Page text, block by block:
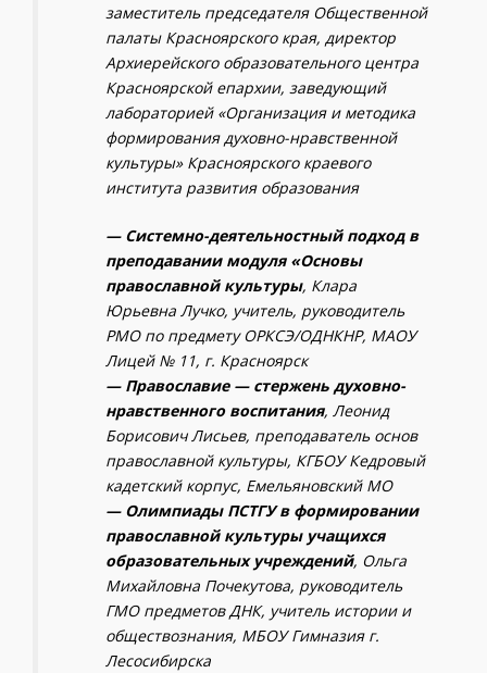
заместитель председателя Общественной
палаты Красноярского края, директор
Архиерейского образовательного центра
Красноярской епархии, заведующий
лабораторией «Организация и методика
формирования духовно-нравственной
культуры» Красноярского краевого
института развития образования
— Системно-деятельностный подход в
преподавании модуля «Основы
православной культуры, Клара
Юрьевна Лучко, учитель, руководитель
РМО по предмету ОРКСЭ/ОДНКНР, МАОУ
Лицей № 11, г. Красноярск
— Православие — стержень духовно-
нравственного воспитания, Леонид
Борисович Лисьев, преподаватель основ
православной культуры, КГБОУ Кедровый
кадетский корпус, Емельяновский МО
— Олимпиады ПСТГУ в формировании
православной культуры учащихся
образовательных учреждений, Ольга
Михайловна Почекутова, руководитель
ГМО предметов ДНК, учитель истории и
обществознания, МБОУ Гимназия г.
Лесосибирска